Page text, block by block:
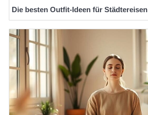
Die besten Outfit-Ideen für Städtereisen